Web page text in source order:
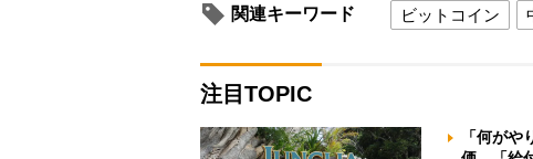
関連キーワード ビットコイン
注目TOPIC
「何が